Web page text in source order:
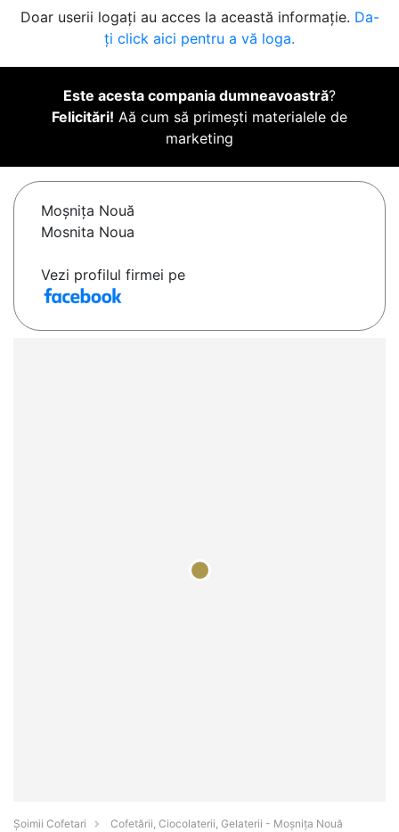
Doar userii logați au acces la această informație. Da-
ți click aici pentru a vă loga.
Este acesta compania dumneavoastră?
Felicitări! Aă cum să primești materialele de
marketing
Moşniţa Nouă
Mosnita Noua
Vezi profilul firmei pe
Șoimii Cofetari
Cofetării, Ciocolaterii, Gelaterii - Moşniţa Nouă